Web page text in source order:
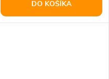
DO KOŠÍKA